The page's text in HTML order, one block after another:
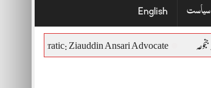
سیاست English
and Democratic: Ziauddin Ansari Advocate